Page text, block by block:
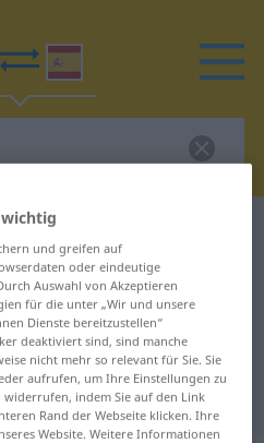
Übersetzung für
und greifen auf
oder eindeutige
Auswahl von Akzeptieren
für die unter „Wir und unsere
Dienste bereitzustellen“
deaktiviert sind, sind manche
nicht mehr so relevant für Sie. Sie
aufrufen, um Ihre Einstellungen zu
indem Sie auf den Link
Rand der Webseite klicken. Ihre
Website. Weitere Informationen